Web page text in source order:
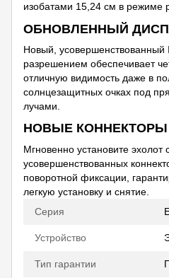
изобатами 15,24 см в режиме
ОБНОВЛЕННЫЙ
Новый, усовершенствованный
разрешением обеспечивает
отличную видимость даже в
солнцезащитных очках под
лучами.
НОВЫЕ КОННЕКТОРЫ
Мгновенно установите
усовершенствованных
поворотной фиксации,
легкую установку и снятие.
Серия
Устройство
Тип гарантии